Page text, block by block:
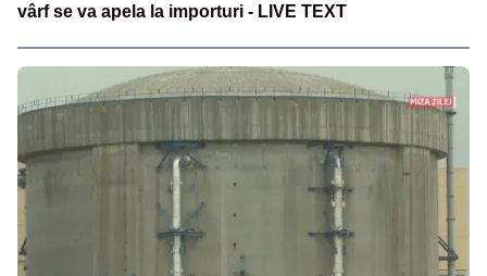
vârf se va apela la importuri - LIVE TEXT